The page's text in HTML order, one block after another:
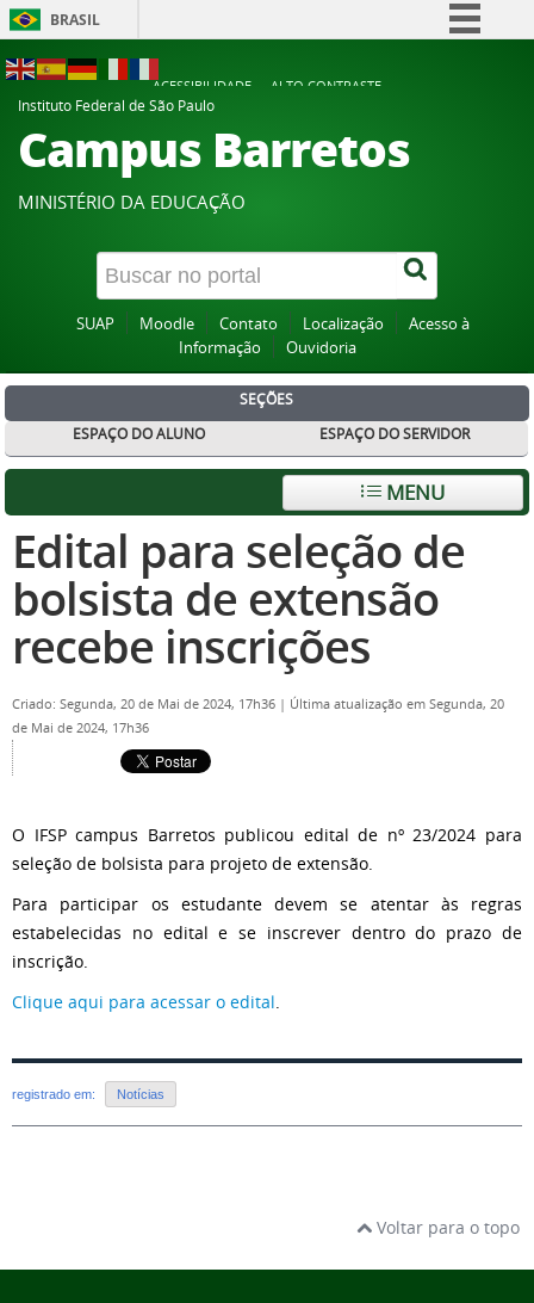
BRASIL
Participe
Acesso à informação
Canais
ACESSIBILIDADE
ALTO CONTRASTE
Instituto Federal de São Paulo
Campus Barretos
MINISTÉRIO DA EDUCAÇÃO
SUAP Moodle Contato Localização
Acesso à
Informação
Ouvidoria
SEÇÕES
ESPAÇO DO ALUNO
ESPAÇO DO SERVIDOR
MENU
Edital para seleção de
bolsista de extensão
recebe inscrições
Criado: Segunda, 20 de Mai de 2024, 17h36 | Última atualização em Segunda, 20
de Mai de 2024, 17h36
O IFSP campus Barretos publicou edital de nº 23/2024 para
seleção de bolsista para projeto de extensão.
Para participar os estudante devem se atentar às regras
estabelecidas no edital e se inscrever dentro do prazo de
inscrição.
Clique aqui para acessar o edital.
registrado em: Notícias
Voltar para o topo